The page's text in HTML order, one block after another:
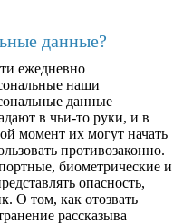
данные?
ежедневно
наши
данные
в чьи-то руки, и в
момент их могут начать
противозаконно.
биометрические и
опасность,
О том, как отозвать
рассказыва